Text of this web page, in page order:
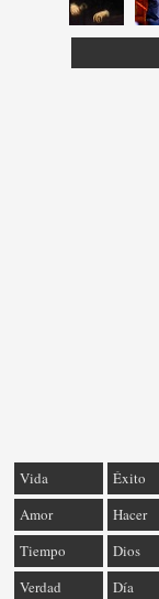
Vida Éxito
Amor
Hacer
Tiempo
Dios
Verdad
Día